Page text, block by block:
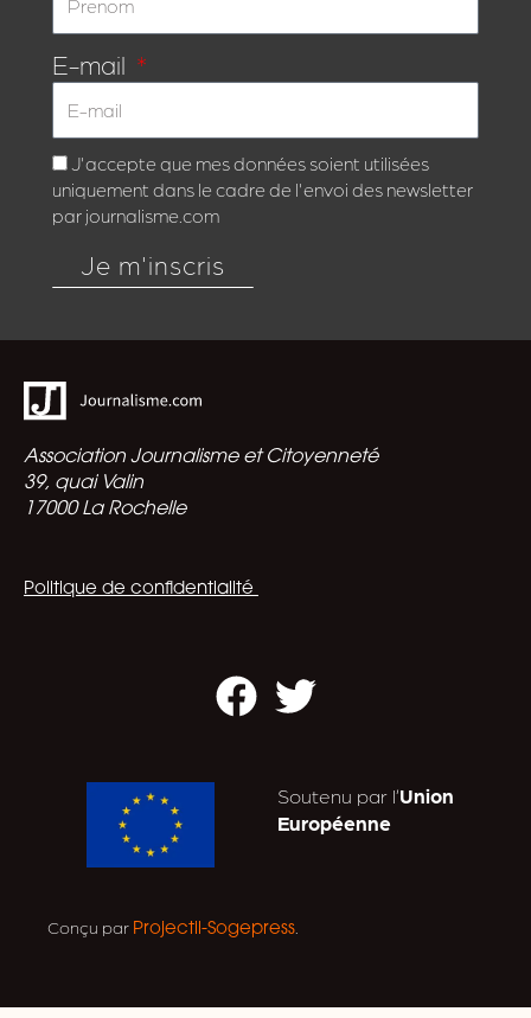
E-mail
J'accepte que mes données soient utilisées
uniquement dans le cadre de l'envoi des newsletter
par journalisme.com
Je m'inscris
Association Journalisme et Citoyenneté
39, quai Valin
17000 La Rochelle
Politique de confidentialité
Facebook
Twitter
Soutenu par l’Union
Européenne
Conçu par Projectil-Sogepress